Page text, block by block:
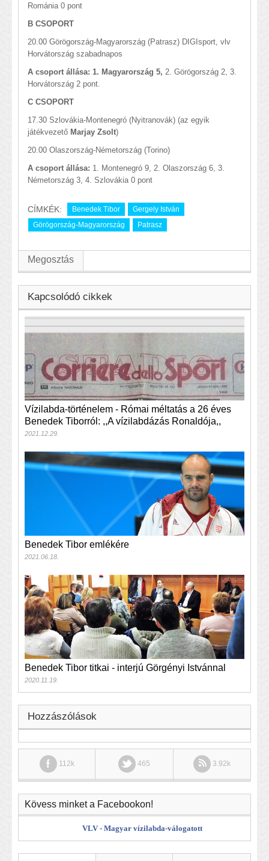
Románia 0 pont
B CSOPORT
20.00 Görögország-Magyarország (Patrasz) DIGIsport, vlv
Horvátország szabadnapos
A csoport állása: 1. Magyarország 5, 2. Görögország 2, 3.
Horvátország 2 pont.
C CSOPORT
17.30 Szlovákia-Montenegró (Nyitranovák) (az egyik
játékvezető Marjay Zsolt)
20.00 Olaszország-Németország (Torino)
A csoport állása: 1. Montenegró 9, 2. Olaszország 6, 3.
Németország 3, 4. Szlovákia 0 pont
CÍMKÉK: Benedek Tibor
Gergely István
Görögország-Magyarország
Patrasz
Megosztás
Kapcsolódó cikkek
Vízilabda-történelem - Római méltatás a 26 éves
Benedek Tiborról: ,,A vízilabdázás Ronaldója,,
2021.12.29.
Benedek Tibor emlékére
2021.06.18.
Benedek Tibor titkai - interjú Görgényi Istvánnal
2020.11.19.
Hozzászólások
112k 465 3.92k
Kövess minket a Facebookon!
VLV - Magyar vízilabda-válogatott